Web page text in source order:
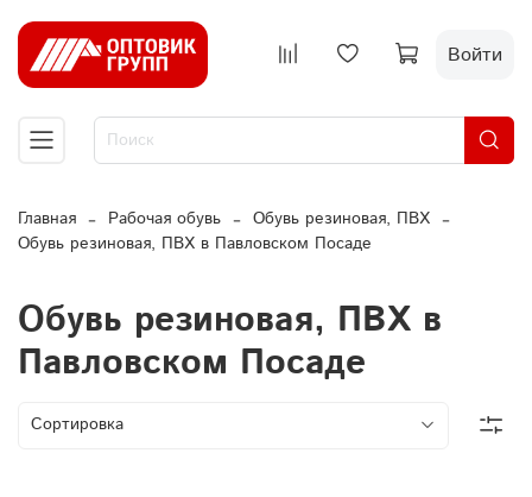
Войти
Главная Рабочая обувь
Обувь резиновая, ПВХ
Обувь резиновая, ПВХ в Павловском Посаде
Обувь резиновая, ПВХ в
Павловском Посаде